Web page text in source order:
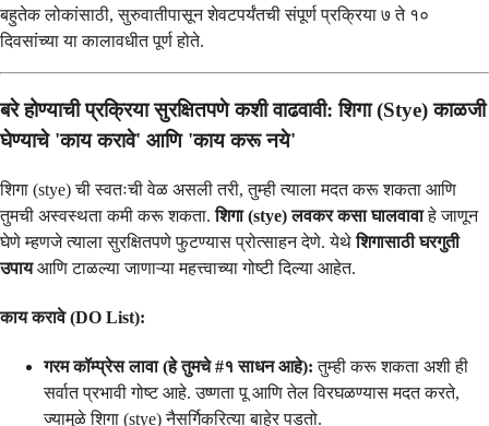
बहुतेक लोकांसाठी, सुरुवातीपासून शेवटपर्यंतची संपूर्ण प्रक्रिया ७ ते १०
दिवसांच्या या कालावधीत पूर्ण होते.
बरे होण्याची प्रक्रिया सुरक्षितपणे कशी वाढवावी: शिगा (Stye) काळजी
घेण्याचे 'काय करावे' आणि 'काय करू नये'
शिगा (stye) ची स्वतःची वेळ असली तरी, तुम्ही त्याला मदत करू शकता आणि
तुमची अस्वस्थता कमी करू शकता.शिगा (stye) लवकर कसा घालवावाहे जाणून
घेणे म्हणजे त्याला सुरक्षितपणे फुटण्यास प्रोत्साहन देणे. येथेशिगासाठी घरगुती
उपायआणि टाळल्या जाणाऱ्या महत्त्वाच्या गोष्टी दिल्या आहेत.
काय करावे (DO List):
गरम कॉम्प्रेस लावा (हे तुमचे #१ साधन आहे): तुम्ही करू शकता अशी ही
सर्वात प्रभावी गोष्ट आहे. उष्णता पू आणि तेल विरघळण्यास मदत करते,
ज्यामुळे शिगा (stye) नैसर्गिकरित्या बाहेर पडतो.